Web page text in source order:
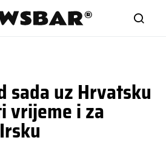
sada uz Hrvatsku
vrijeme i za